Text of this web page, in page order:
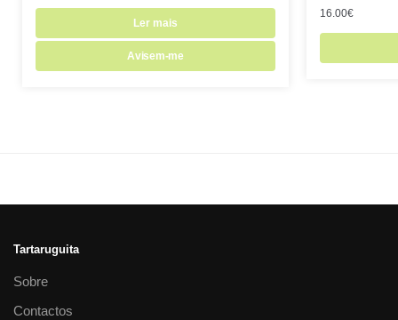
Ler mais
Avisem-me
16.00€
Tartaruguita
Sobre
Contactos